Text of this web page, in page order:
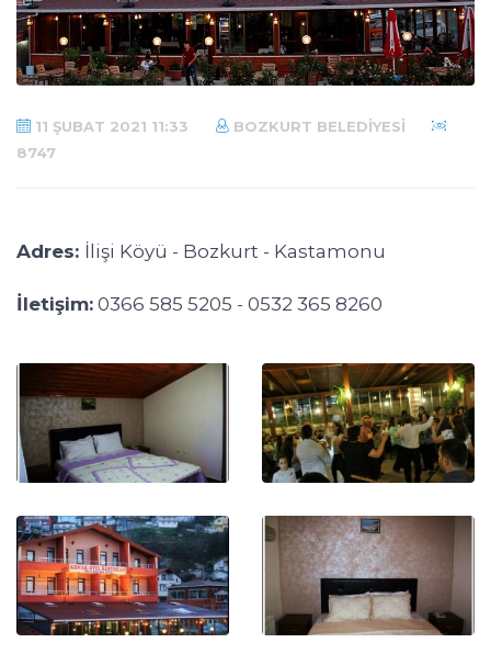
11 ŞUBAT 2021 11:33
BOZKURT BELEDIYESI
8747
Adres: İlişi Köyü - Bozkurt - Kastamonu
İletişim: 0366 585 5205 - 0532 365 8260